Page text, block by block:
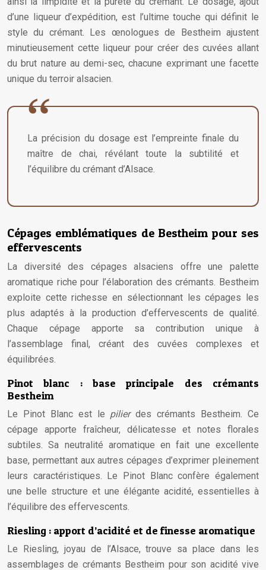
d’une liqueur d’expédition, est l’ultime touche qui définit le
style du crémant. Les œnologues de Bestheim ajustent
minutieusement cette liqueur pour créer des cuvées allant
du brut nature au demi-sec, chacune exprimant une facette
unique du terroir alsacien.
La précision du dosage est l’empreinte finale du
maître de chai, révélant toute la subtilité et
l’équilibre du crémant d’Alsace.
Cépages emblématiques de Bestheim pour ses
effervescents
La diversité des cépages alsaciens offre une palette
aromatique riche pour l’élaboration des crémants. Bestheim
exploite cette richesse en sélectionnant les cépages les
plus adaptés à la production d’effervescents de qualité.
Chaque cépage apporte sa contribution unique à
l’assemblage final, créant des cuvées complexes et
équilibrées.
Pinot blanc : base principale des crémants
Bestheim
Le Pinot Blanc est le pilierdes crémants Bestheim. Ce
cépage apporte fraîcheur, délicatesse et notes florales
subtiles. Sa neutralité aromatique en fait une excellente
base, permettant aux autres cépages d’exprimer pleinement
leurs caractéristiques. Le Pinot Blanc confère également
une belle structure et une élégante acidité, essentielles à
l’équilibre des effervescents.
Riesling : apport d’acidité et de finesse aromatique
Le Riesling, joyau de l’Alsace, trouve sa place dans les
assemblages de crémants Bestheim pour son acidité vive